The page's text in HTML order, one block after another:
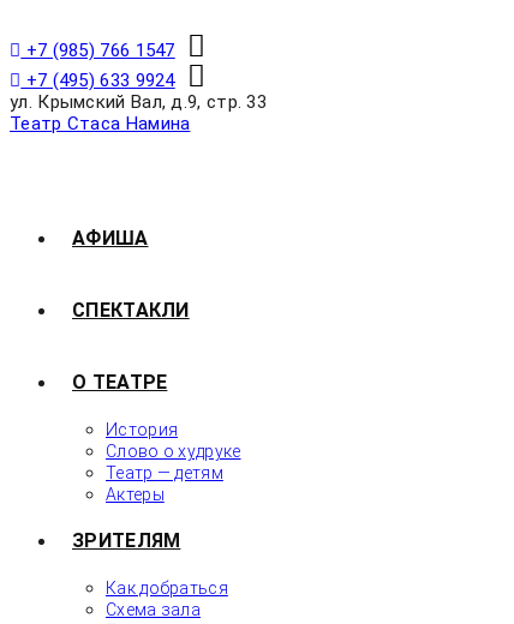
+7 (985) 766 1547
+7 (495) 633 9924
ул. Крымский Вал, д.9, стр. 33
Театр Стаса Намина
АФИША
СПЕКТАКЛИ
О ТЕАТРЕ
История
Слово о худруке
Театр — детям
Актеры
ЗРИТЕЛЯМ
Как добраться
Схема зала